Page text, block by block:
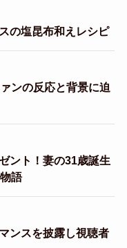
の塩昆布和えレシピ
ンの反応と背景に迫
ント！妻の31歳誕生
語
ンスを披露し視聴者